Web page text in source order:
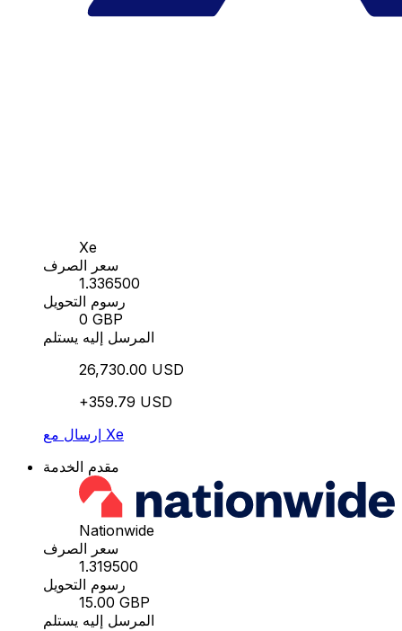
Xe
سعر الصرف
1.336500
رسوم التحويل
0 GBP
المرسل إليه يستلم
26,730.00 USD
+359.79 USD
إرسال مع Xe
مقدم الخدمة
Nationwide
سعر الصرف
1.319500
رسوم التحويل
15.00 GBP
المرسل إليه يستلم